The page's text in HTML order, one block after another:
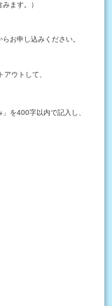
ます。）
お申し込みください。
ウトして、
を400字以内で記入し、